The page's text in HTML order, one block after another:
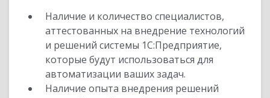
Наличие и количество специалистов,
аттестованных на внедрение технологий
и решений системы 1С:Предприятие,
которые будут использоваться для
автоматизации ваших задач.
Наличие опыта внедрения решений